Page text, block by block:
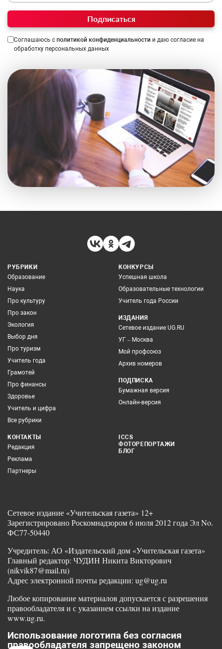
Подписаться
Соглашаюсь с политикой конфиденциальности и даю согласие на
обработку персональных данных
РУБРИКИ
Образование
Наука
Про культуру
Про закон
Экология
Выбор дня
Про туризм
Учитель года
Грамотей
Про финансы
Здоровье
Учитель и цифра
Все рубрики
КОНКУРСЫ
Успешная школа
Образовательные технологии
Учитель года России
ИЗДАНИЯ
Сетевое издание UG.RU
УГ – Москва
Мой профсоюз
Архив номеров
ПОДПИСКА
Бумажная версия
Онлайн-версия
КОНТАКТЫ
Редакция
Реклама
Партнеры
ICCS
ФОТОРЕПОРТАЖИ
БЛОГ
Сетевое издание «Учительская газета» 12+
Зарегистрировано Роскомнадзором 6 июля 2012 года Эл No.
ФС77-50440
Учредитель: АО «Издательский дом «Учительская газета»
Главный редактор: ЧУДИН Никита Викторович
(nikvik87@mail.ru)
Адрес электронной почты редакции: ug@ug.ru
Любое копирование материалов допускается с разрешения
правообладателя и с указанием ссылки на издание
www.ug.ru.
Использование логотипа без согласия
правообладателя запрещено законом